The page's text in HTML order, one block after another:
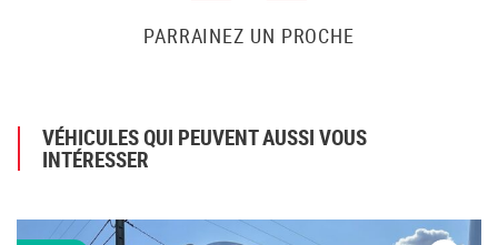
PARRAINEZ UN PROCHE
VÉHICULES QUI PEUVENT AUSSI VOUS
INTÉRESSER